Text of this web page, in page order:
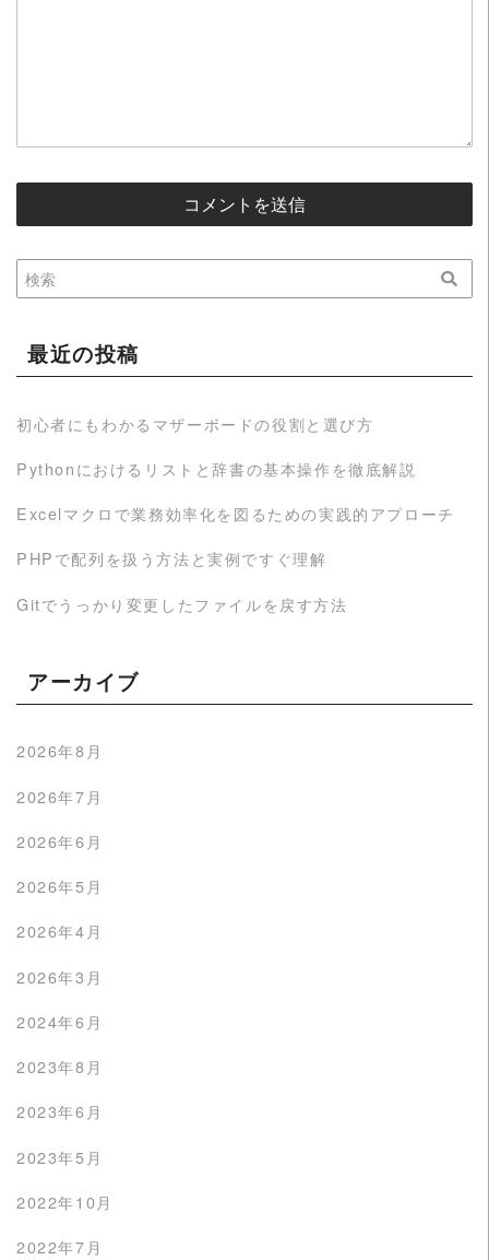
最近の投稿
初心者にもわかるマザーボードの役割と選び方
Pythonにおけるリストと辞書の基本操作を徹底解説
Excelマクロで業務効率化を図るための実践的アプローチ
PHPで配列を扱う方法と実例ですぐ理解
Gitでうっかり変更したファイルを戻す方法
アーカイブ
2026年8月
2026年7月
2026年6月
2026年5月
2026年4月
2026年3月
2024年6月
2023年8月
2023年6月
2023年5月
2022年10月
2022年7月